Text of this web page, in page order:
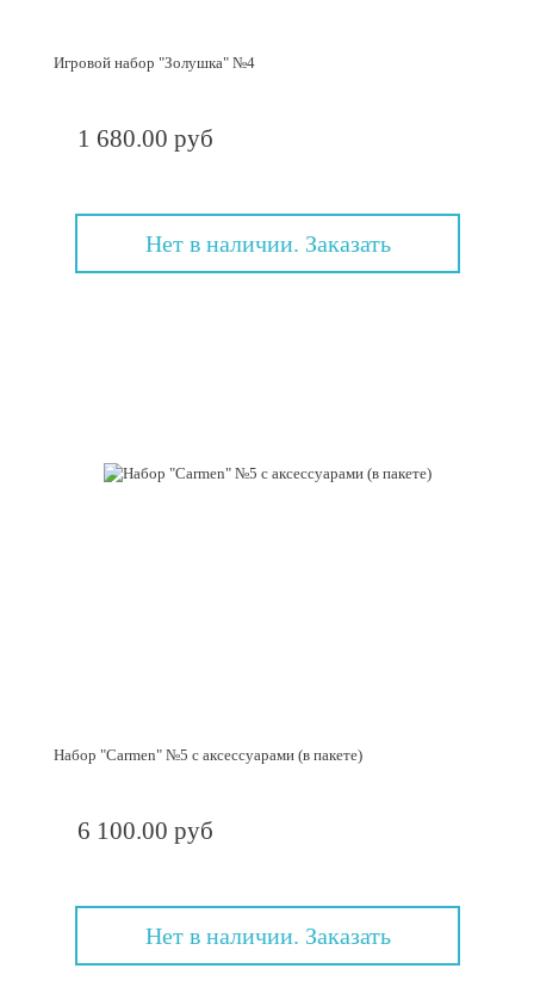
Игровой набор "Золушка" №4
1 680.00 руб
Нет в наличии. Заказать
Набор "Carmen" №5 с аксессуарами (в пакете)
6 100.00 руб
Нет в наличии. Заказать